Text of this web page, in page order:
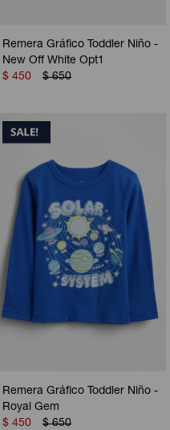
Remera Gráfico Toddler Niño -
New Off White Opt1
$ 450 $ 650
Remera Gráfico Toddler Niño -
Royal Gem
$ 450 $ 650